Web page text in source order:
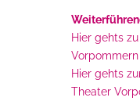
Hier gehts
Hier gehts
Theater